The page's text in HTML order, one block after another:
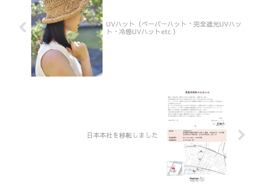
UVハット（ペーパーハット・完全遮光UVハッ
ト・冷感UVハットetc.）
日本本社を移転しました